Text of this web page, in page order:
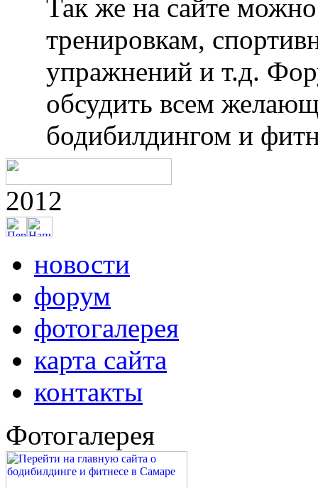
Так же на сайте
тренировкам,
упражнений и т.д.
обсудить всем
бодибилдингом и
2012
новости
форум
фотогалерея
карта сайта
контакты
Фотогалерея